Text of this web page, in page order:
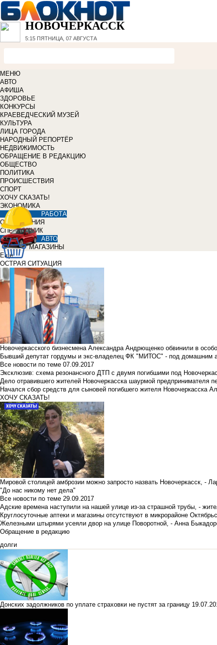
НОВОЧЕРКАССК
5:15 ПЯТНИЦА, 07 АВГУСТА
МЕНЮ
АВТО
АФИША
ЗДОРОВЬЕ
КОНКУРСЫ
КРАЕВЕДЧЕСКИЙ МУЗЕЙ
КУЛЬТУРА
ЛИЦА ГОРОДА
НАРОДНЫЙ РЕПОРТЁР
НЕДВИЖИМОСТЬ
ОБРАЩЕНИЕ В РЕДАКЦИЮ
ОБЩЕСТВО
ПОЛИТИКА
ПРОИСШЕСТВИЯ
СПОРТ
ХОЧУ СКАЗАТЬ!
ЭКОНОМИКА
РАБОТА
ОБЪЯВЛЕНИЯ
СПРАВОЧНИК
АВТО
МАГАЗИНЫ
Еще
ОСТРАЯ СИТУАЦИЯ
Новочеркасского бизнесмена Александра Андрющенко обвинили в
Бывший депутат гордумы и экс-владелец ФК "МИТОС" - под домашним
Все новости по теме 07.09.2017
Эксклюзив: схема резонансного ДТП с двумя погибшими под
Дело отравившего жителей Новочеркасска шаурмой предпринимателя
Начался сбор средств для сыновей погибшего жителя Новочеркасска
ХОЧУ СКАЗАТЬ!
Мировой столицей амброзии можно запросто назвать Новочеркасск, -
"До нас никому нет дела"
Все новости по теме 29.09.2017
Адские времена наступили на нашей улице из-за страшной трубы, -
Круглосуточные аптеки и магазины отсутствуют в микрорайоне
Железными штырями усеяли двор на улице Поворотной, - Анна
Обращение в редакцию
долги
Донских задолжников по уплате страховки не пустят за границу